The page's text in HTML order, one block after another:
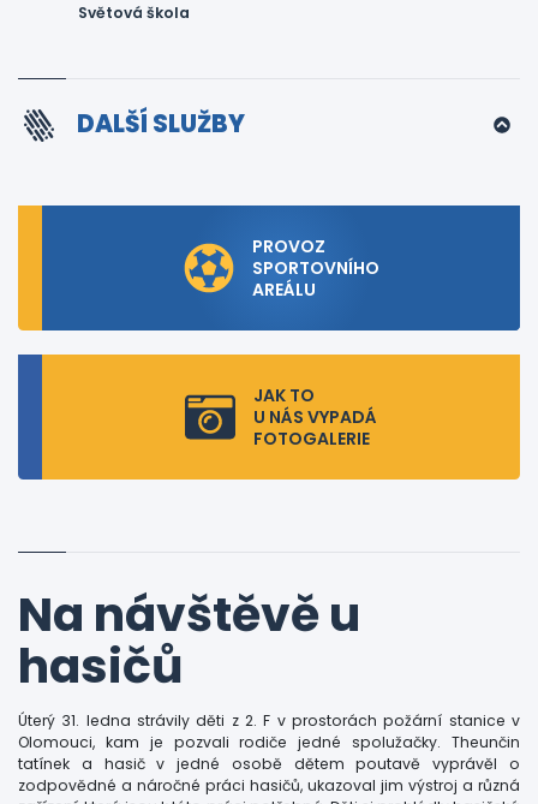
Světová škola
DALŠÍ SLUŽBY
PROVOZ
SPORTOVNÍHO
AREÁLU
JAK TO
U NÁS VYPADÁ
FOTOGALERIE
Na návštěvě u
hasičů
Úterý 31. ledna strávily děti z 2. F v prostorách požární stanice v
Olomouci, kam je pozvali rodiče jedné spolužačky. Theunčin
tatínek a hasič v jedné osobě dětem poutavě vyprávěl o
zodpovědné a náročné práci hasičů, ukazoval jim výstroj a různá